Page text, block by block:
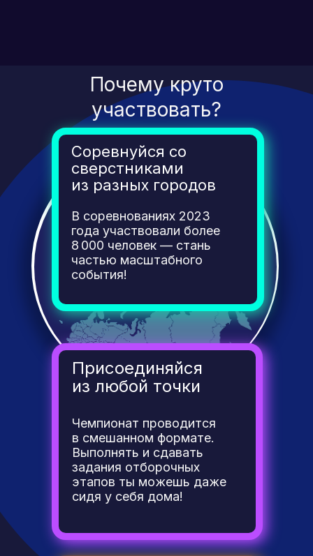
Соревнуйся со
сверстниками
из разных городов
В соревнованиях 2023
года участвовали более
8 000 человек — стань
частью масштабного
события!
Почему круто
участвовать?
Присоединяйся
из любой точки
Чемпионат проводится
в смешанном формате.
Выполнять и сдавать
задания отборочных
этапов ты можешь даже
сидя у себя дома!